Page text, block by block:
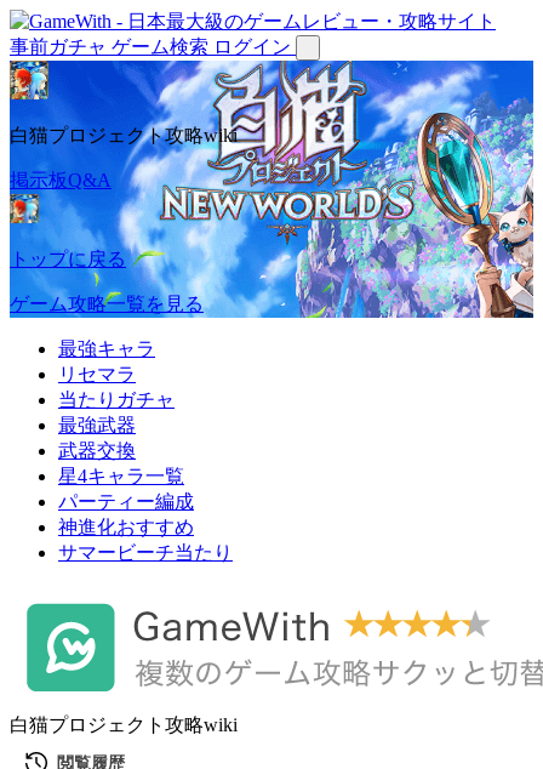
事前ガチャ ゲーム検索 ログイン
白猫プロジェクト攻略wiki
掲示板Q&A
トップに戻る
ゲーム攻略一覧を見る
最強キャラ
リセマラ
当たりガチャ
最強武器
武器交換
星4キャラ一覧
パーティー編成
神進化おすすめ
サマービーチ当たり
白猫プロジェクト攻略wiki